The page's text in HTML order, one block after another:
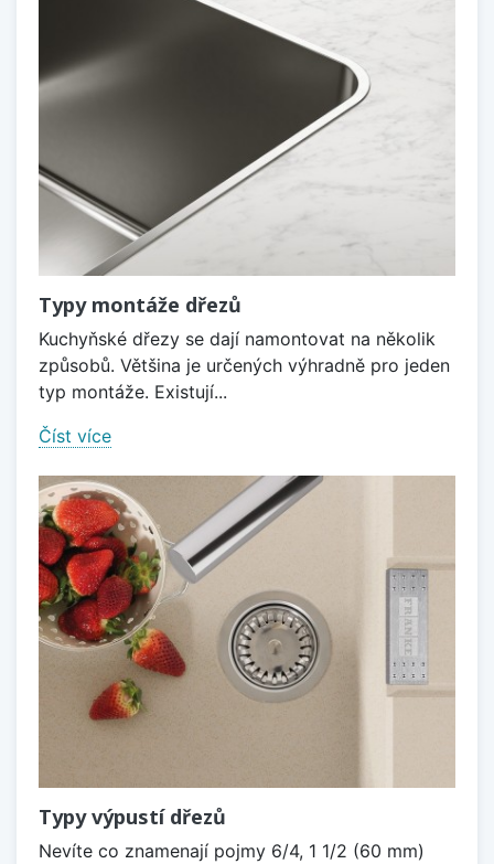
Typy montáže dřezů
Kuchyňské dřezy se dají namontovat na několik
způsobů. Většina je určených výhradně pro jeden
typ montáže. Existují...
Číst více
Typy výpustí dřezů
Nevíte co znamenají pojmy 6/4, 1 1/2 (60 mm)